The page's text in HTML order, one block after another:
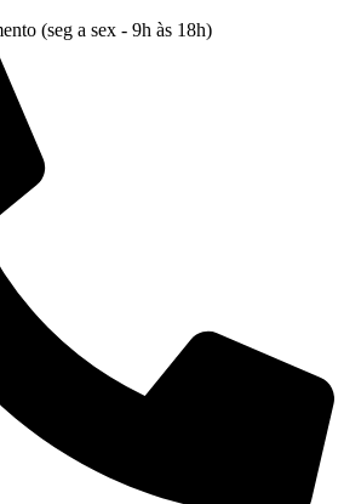
(seg a sex - 9h às 18h)